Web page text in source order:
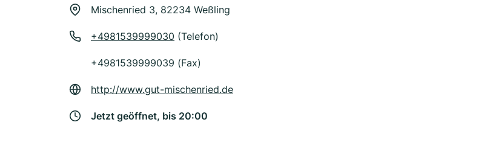
Mischenried 3, 82234 Weßling
+4981539999030 (Telefon)
+4981539999039 (Fax)
http://www.gut-mischenried.de
Jetzt geöffnet, bis 20:00